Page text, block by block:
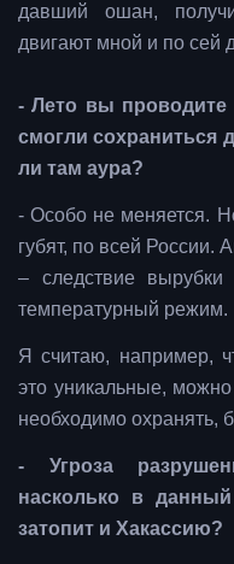
давший ошан,
двигают мной и по сей
- Лето вы проводите
смогли сохраниться
ли там аура?
- Особо не меняется.
губят, по всей России.
– следствие вырубки
температурный режим.
Я считаю, например,
это уникальные,
необходимо охранять,
- Угроза
насколько в
затопит и Хакассию?